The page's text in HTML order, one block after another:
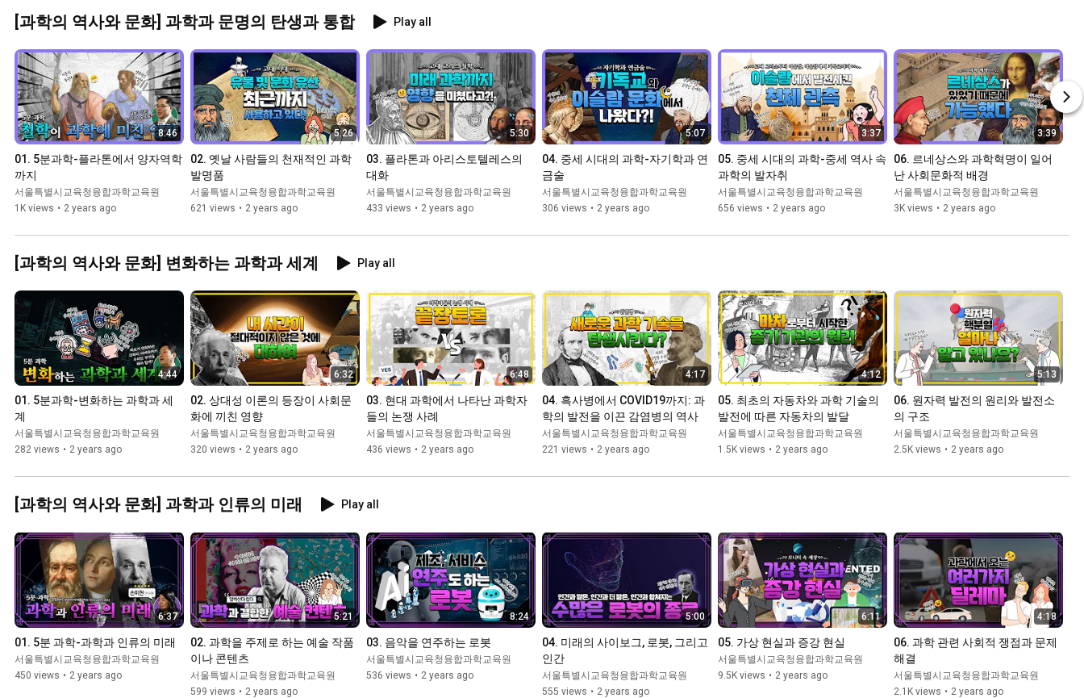
[과학의 역사와 문화] 과학과 문명의 탄생과 통합 Play all
8:46
01. 5분과학-플라톤에서 양자역학
까지
서울특별시교육청융합과학교육원
1K views • 2 years ago
5:26
02. 옛날 사람들의 천재적인 과학
발명품
서울특별시교육청융합과학교육원
621 views • 2 years ago
5:30
03. 플라톤과 아리스토텔레스의
대화
서울특별시교육청융합과학교육원
433 views • 2 years ago
5:07
04. 중세 시대의 과학-자기학과 연
금술
서울특별시교육청융합과학교육원
306 views • 2 years ago
3:37
05. 중세 시대의 과학-중세 역사 속
과학의 발자취
서울특별시교육청융합과학교육원
656 views • 2 years ago
3:39
06. 르네상스와 과학혁명이 일어
난 사회문화적 배경
서울특별시교육청융합과학교육원
3K views • 2 years ago
[과학의 역사와 문화] 변화하는 과학과 세계 Play all
4:44
01. 5분과학-변화하는 과학과 세
계
서울특별시교육청융합과학교육원
282 views • 2 years ago
6:32
02. 상대성 이론의 등장이 사회문
화에 끼친 영향
서울특별시교육청융합과학교육원
320 views • 2 years ago
6:48
03. 현대 과학에서 나타난 과학자
들의 논쟁 사례
서울특별시교육청융합과학교육원
436 views • 2 years ago
4:17
04. 흑사병에서 COVID19까지: 과
학의 발전을 이끈 감염병의 역사
서울특별시교육청융합과학교육원
221 views • 2 years ago
4:12
05. 최초의 자동차와 과학 기술의
발전에 따른 자동차의 발달
서울특별시교육청융합과학교육원
1.5K views • 2 years ago
5:13
06. 원자력 발전의 원리와 발전소
의 구조
서울특별시교육청융합과학교육원
2.5K views • 2 years ago
[과학의 역사와 문화] 과학과 인류의 미래 Play all
6:37
01. 5분 과학-과학과 인류의 미래
서울특별시교육청융합과학교육원
450 views • 2 years ago
5:21
02. 과학을 주제로 하는 예술 작품
이나 콘텐츠
서울특별시교육청융합과학교육원
599 views • 2 years ago
8:24
03. 음악을 연주하는 로봇
서울특별시교육청융합과학교육원
536 views • 2 years ago
5:00
04. 미래의 사이보그, 로봇, 그리고
인간
서울특별시교육청융합과학교육원
555 views • 2 years ago
6:11
05. 가상 현실과 증강 현실
서울특별시교육청융합과학교육원
9.5K views • 2 years ago
4:18
06. 과학 관련 사회적 쟁점과 문제
해결
서울특별시교육청융합과학교육원
2.1K views • 2 years ago